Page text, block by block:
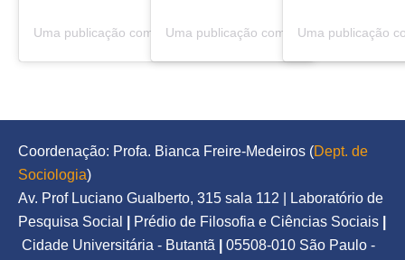
Uma publicação compartilhada por Urbanidades (@urbanidadespodcast)
Coordenação: Profa. Bianca Freire-Medeiros (Dept. de
Sociologia)
Av. Prof Luciano Gualberto, 315 sala 112 | Laboratório de
Pesquisa Social
Prédio de Filosofia e Ciências Sociais
Cidade Universitária - Butantã
05508-010 São Paulo -